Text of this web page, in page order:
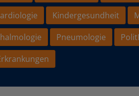
Kindergesundheit
Pneumologie